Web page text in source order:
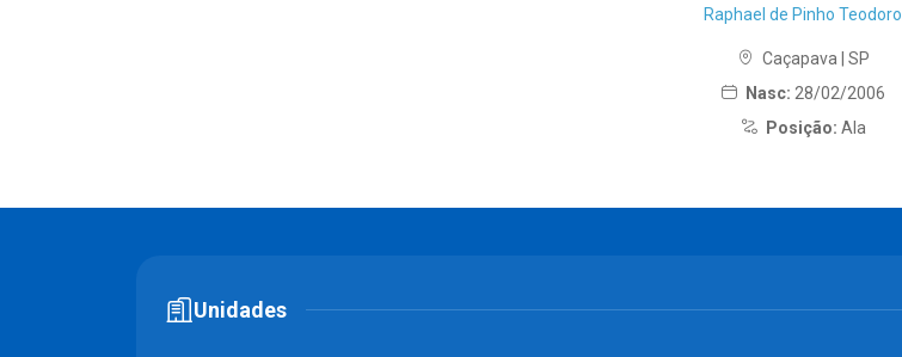
Raphael de Pinho Teodoro
Caçapava | SP
Nasc: 28/02/2006
Posição: Ala
Unidades